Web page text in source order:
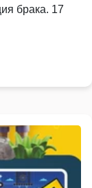
брака. 17